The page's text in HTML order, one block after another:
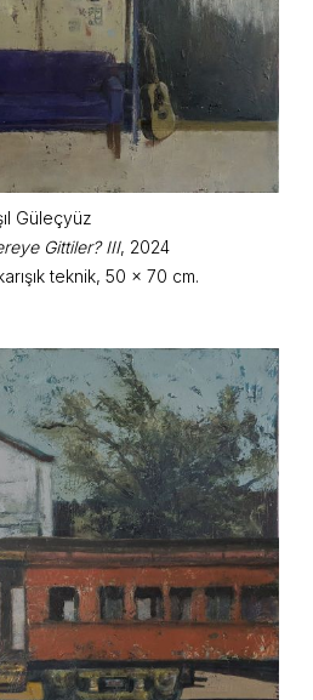
Güleçyüz
Gittiler? III, 2024
teknik, 50 x 70 cm.